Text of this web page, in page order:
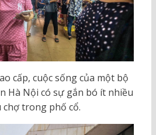
cấp, cuộc sống của một bộ
Hà Nội có sự gắn bó ít nhiều
chợ trong phố cổ.